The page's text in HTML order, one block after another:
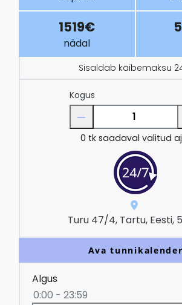
1519€
nädal
Sisaldab käibemaksu
Kogus
0 tk saadaval valitud
Turu 47/4, Tartu, Eesti,
Ava tunnikalender
Algus
0:00 - 23:59